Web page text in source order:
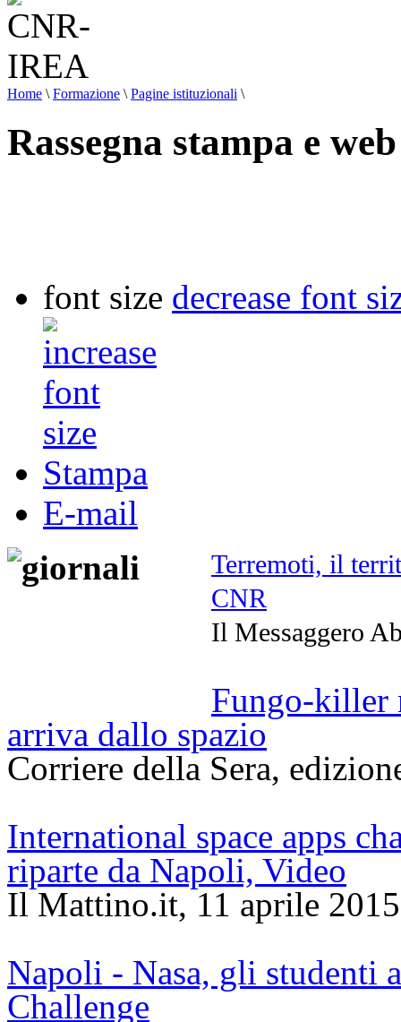
Home \ Formazione \ Pagine istituzionali \
Rassegna stampa e web
font size decrease font
Stampa
E-mail
Terremoti, il
CNR
Il Messaggero
Fungo-killer
arriva dallo spazio
Corriere della Sera,
International space apps
riparte da Napoli, Video
Il Mattino.it, 11 aprile 2015
Napoli - Nasa, gli studenti
Challenge